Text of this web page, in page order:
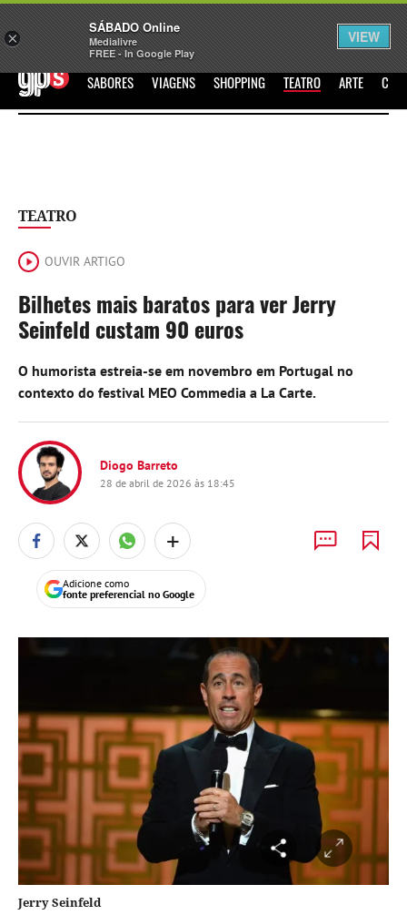
Sábado Assine Iniciar Sessão
GPS SABORES VIAGENS SHOPPING TEATRO ARTE
TEATRO
OUVIR ARTIGO
Bilhetes mais baratos para ver Jerry
Seinfeld custam 90 euros
O humorista estreia-se em novembro em Portugal no
contexto do festival MEO Commedia a La Carte.
Diogo Barreto
28 de abril de 2026 às 18:45
+
Adicione como
fonte preferencial no Google
Jerry Seinfeld
×
SÁBADO Online
Medialivre
FREE - In Google Play
VIEW